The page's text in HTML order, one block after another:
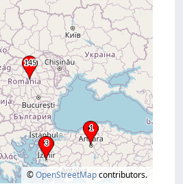
©OpenStreetMapcontributors.